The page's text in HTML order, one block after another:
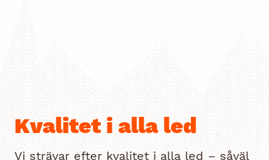
Kvalitet i alla led
Vi strävar efter kvalitet i alla led – såväl